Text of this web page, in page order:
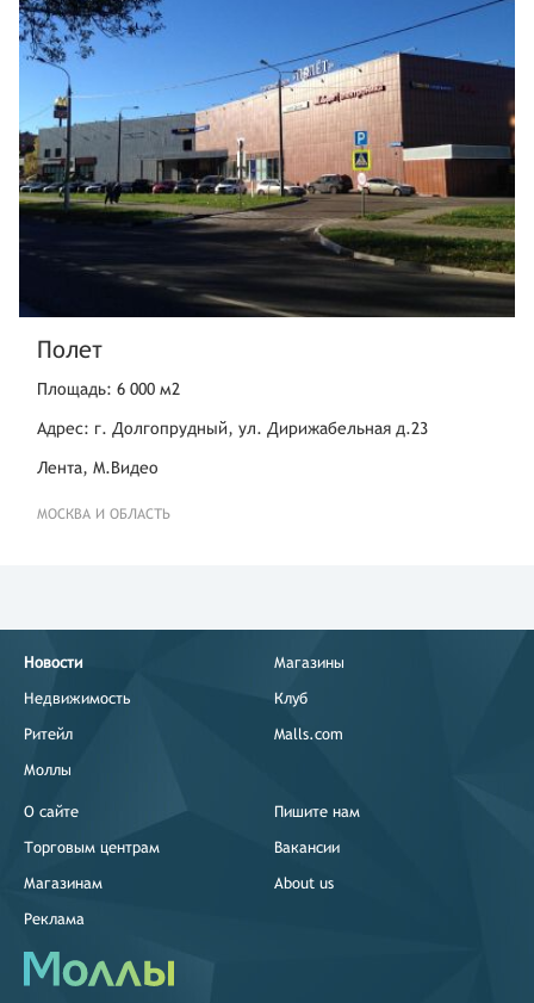
Полет
Площадь: 6 000 м2
Адрес: г. Долгопрудный, ул. Дирижабельная д.23
Лента, М.Видео
МОСКВА И ОБЛАСТЬ
Новости
Недвижимость
Ритейл
Моллы
Магазины
Клуб
Malls.com
О сайте
Торговым центрам
Магазинам
Реклама
Пишите нам
Вакансии
About us